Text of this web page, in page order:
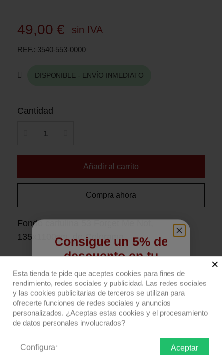
49,00 € sin IVA
REF. 3540-553-0000
DISPONIBLE - ENVÍO INMEDIATO
Cantidad
Añadir al carrito
Compra ahora
Fondo cartulina 53 Forget Me Not,
135x1100cm, de Colorama.
Fondo fotográfico de cartulina de color
Forget Me Not (53) de Colorama.Papel de
alta calidad, con superficie no reflectante y
núcleo central de cartón duro. Usado
habitualmente para fotografía de retrato,
×
Esta tienda te pide que aceptes cookies para fines de
rendimiento, redes sociales y publicidad. Las redes sociales
y las cookies publicitarias de terceros se utilizan para
ofrecerte funciones de redes sociales y anuncios
personalizados. ¿Aceptas estas cookies y el procesamiento
de datos personales involucrados?
Aceptar
Configurar
Consigue un 5% de
descuento en tu
primera compra
Regístrate para recibir el descuento.
Email